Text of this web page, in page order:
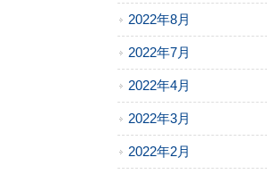
2022年8月
2022年7月
2022年4月
2022年3月
2022年2月